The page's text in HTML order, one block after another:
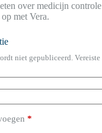
over medicijn
met Vera.
niet gepubliceerd.
*